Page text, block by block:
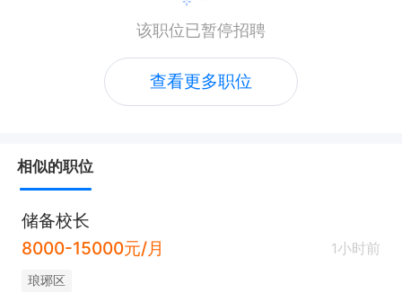
该职位已暂停招聘
查看更多职位
相似的职位
储备校长
8000-15000元/月
1小时前
琅琊区